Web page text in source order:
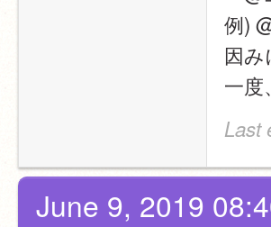
例)
因
一
Last
June 9, 2019